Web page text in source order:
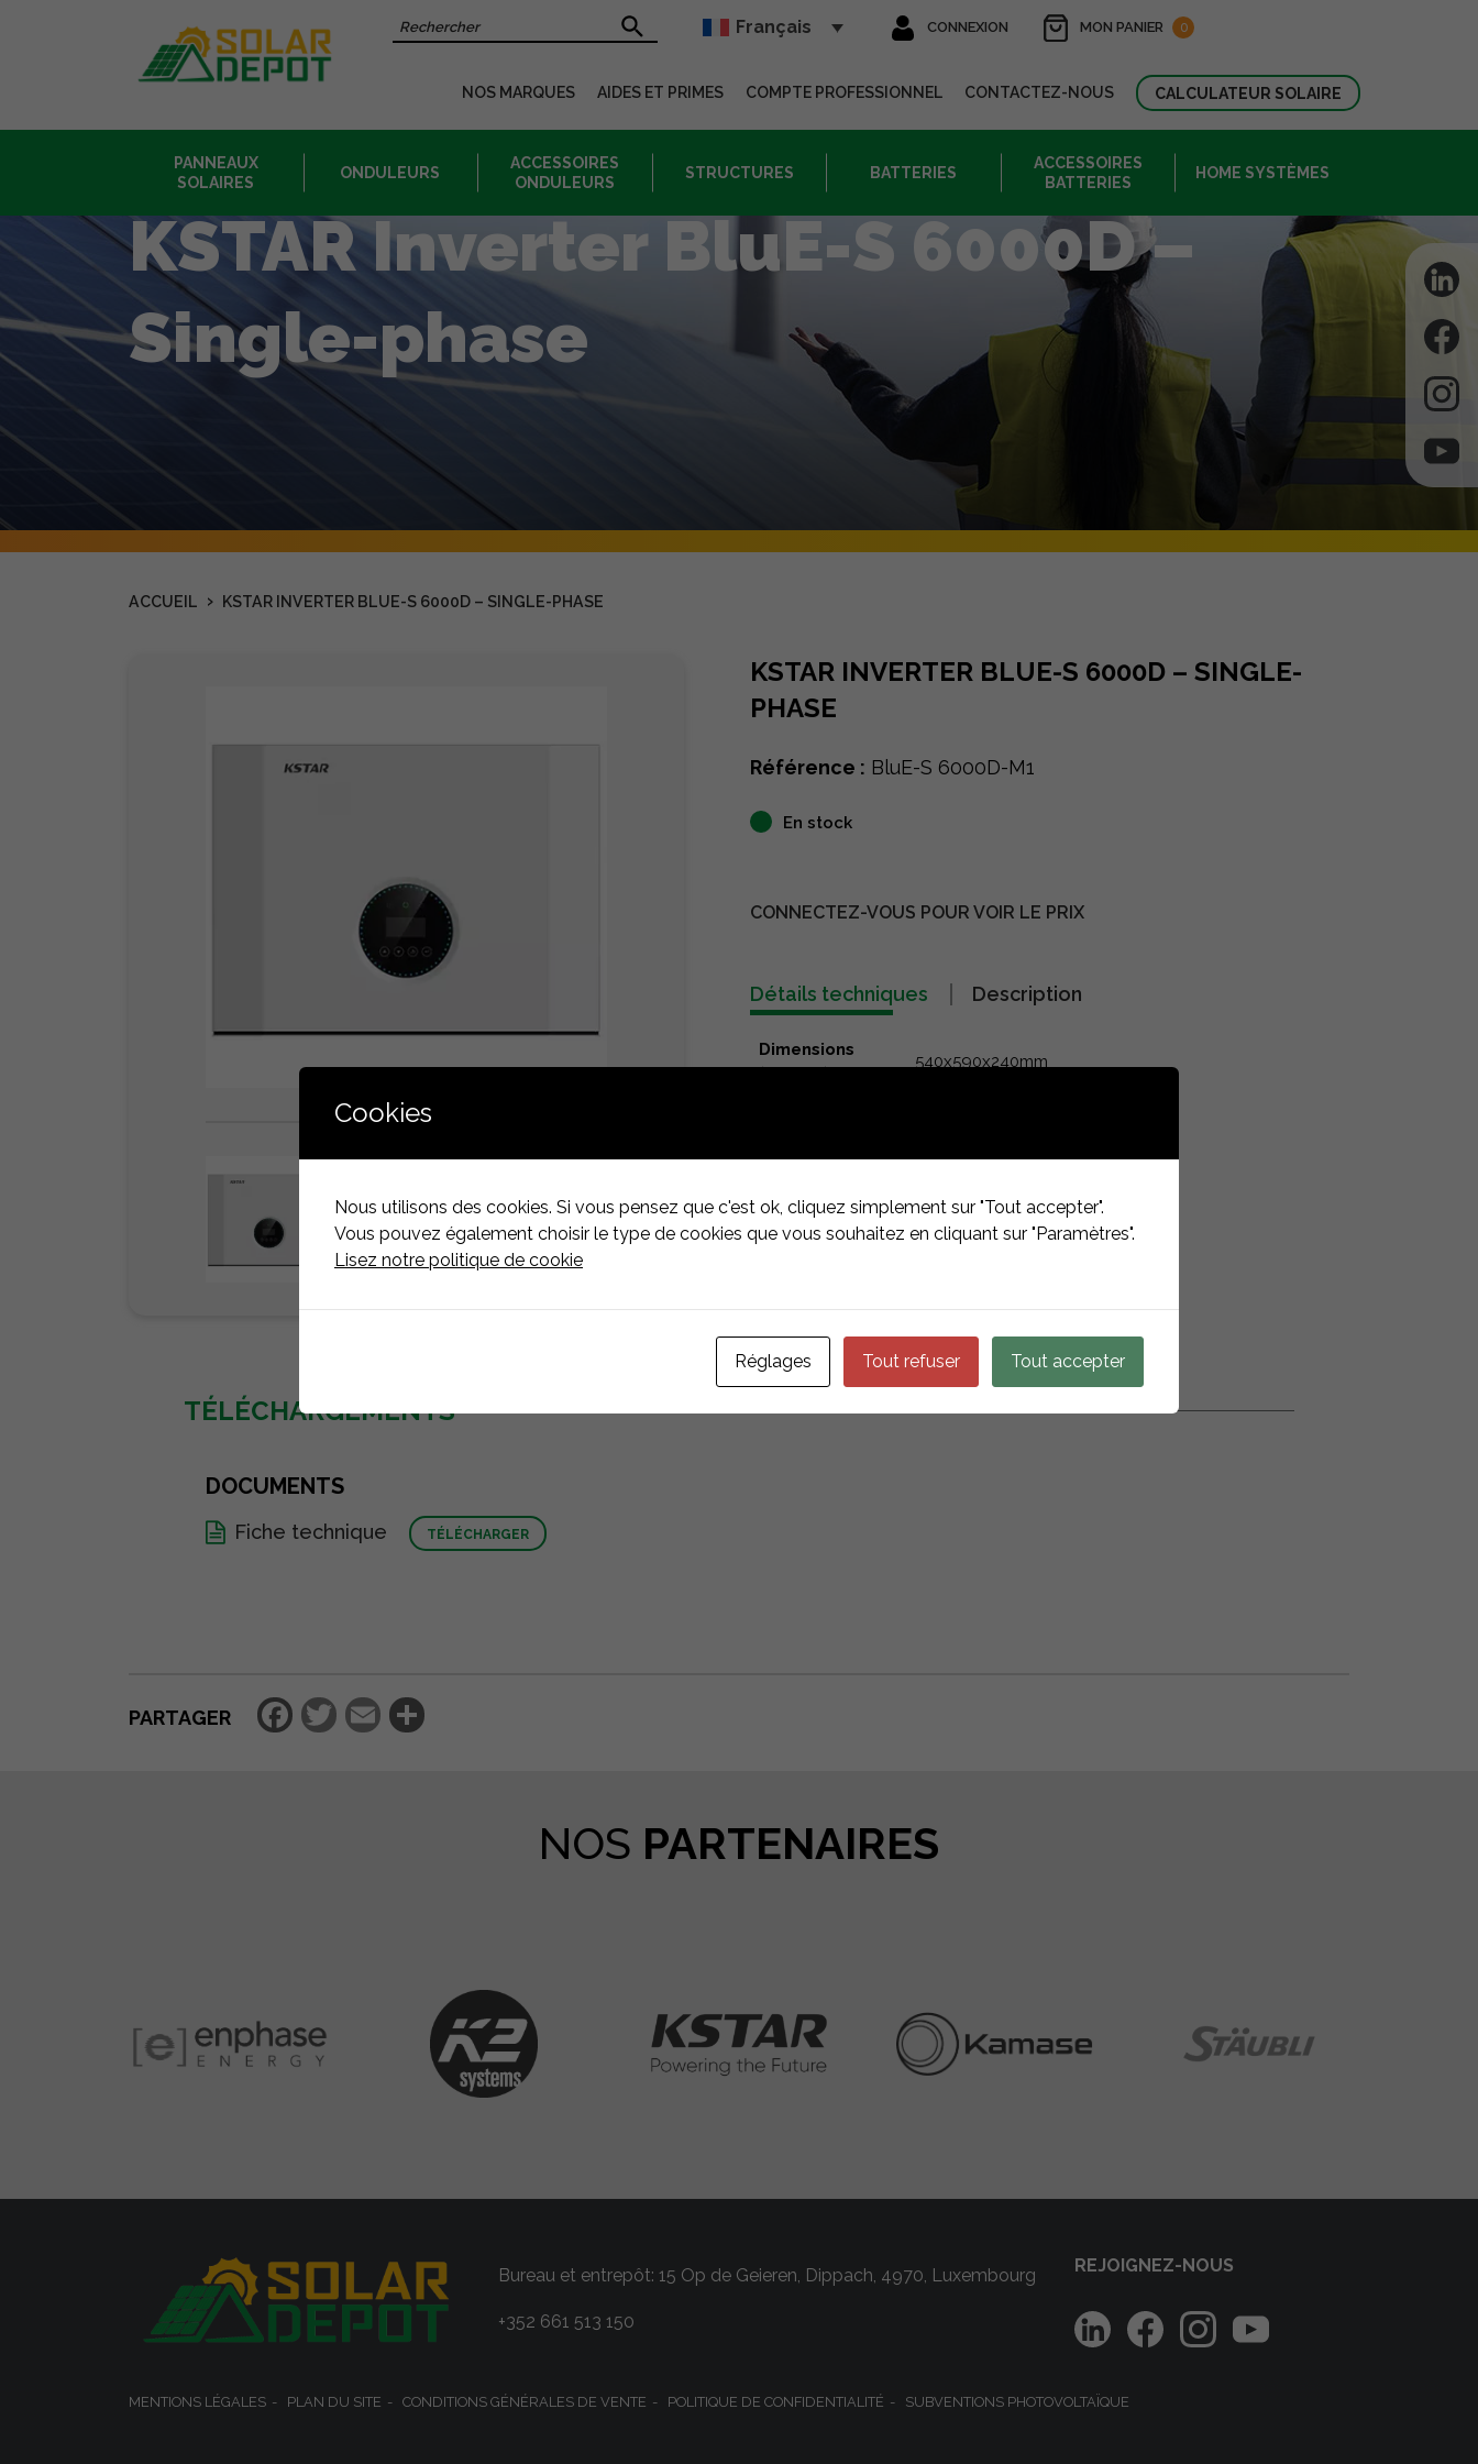
Recherche sur le site Français CONNEXION MON PANIER 0
NOS MARQUES AIDES ET PRIMES COMPTE PROFESSIONNEL CONTACTEZ-NOUS CALCULATEUR SOLAIRE
PANNEAUX
SOLAIRES
ONDULEURS
ACCESSOIRES
ONDULEURS
STRUCTURES BATTERIES
ACCESSOIRES
BATTERIES
HOME SYSTÈMES
KSTAR Inverter BluE-S 6000D –
Single-phase
ACCUEIL › KSTAR INVERTER BLUE-S 6000D – SINGLE-PHASE
KSTAR INVERTER BLUE-S 6000D – SINGLE-
PHASE
Référence : BluE-S 6000D-M1
En stock
CONNECTEZ-VOUS POUR VOIR LE PRIX
Détails techniques Description
Dimensions
(WxHxD)
540x590x240mm
IP Protection IP 65
Fabricant Kstar
TÉLÉCHARGEMENTS
DOCUMENTS
Fiche technique TÉLÉCHARGER
PARTAGER Facebook
Twitter
Email
NOS PARTENAIRES
Bureau et entrepôt: 15 Op de Geieren, Dippach, 4970, Luxembourg
+352 661 513 150
REJOIGNEZ-NOUS
MENTIONS LÉGALES PLAN DU SITE CONDITIONS GÉNÉRALES DE VENTE POLITIQUE DE CONFIDENTIALITÉ SUBVENTIONS PHOTOVOLTAÏQUE
Cookies
Nous utilisons des cookies. Si vous pensez que c'est ok, cliquez simplement sur "Tout accepter".
Vous pouvez également choisir le type de cookies que vous souhaitez en cliquant sur "Paramètres".
Lisez notre politique de cookie
Réglages Tout refuser Tout accepter